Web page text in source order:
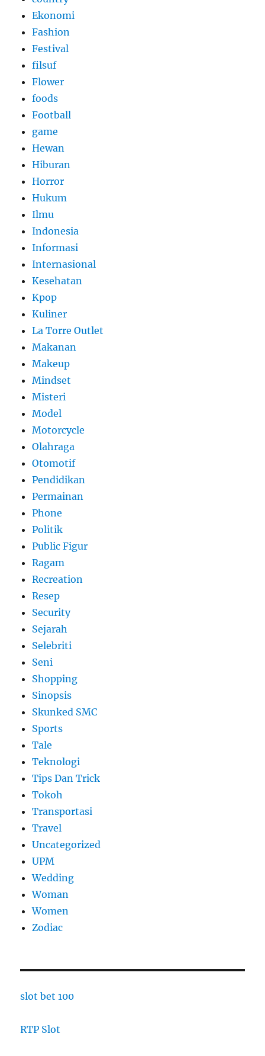
Ekonomi
Fashion
Festival
filsuf
Flower
foods
Football
game
Hewan
Hiburan
Horror
Hukum
Ilmu
Indonesia
Informasi
Internasional
Kesehatan
Kpop
Kuliner
La Torre Outlet
Makanan
Makeup
Mindset
Misteri
Model
Motorcycle
Olahraga
Otomotif
Pendidikan
Permainan
Phone
Politik
Public Figur
Ragam
Recreation
Resep
Security
Sejarah
Selebriti
Seni
Shopping
Sinopsis
Skunked SMC
Sports
Tale
Teknologi
Tips Dan Trick
Tokoh
Transportasi
Travel
Uncategorized
UPM
Wedding
Woman
Women
Zodiac
slot bet 100
RTP Slot